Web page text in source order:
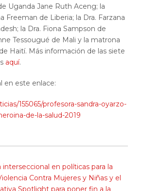
Uganda Jane Ruth Aceng; la
Freeman de Liberia; la Dra. Farzana
la Dra. Fiona Sampson de
Tessougué de Mali y la matrona
Haití. Más información de las siete
aquí.
en este enlace:
155065/profesora-sandra-oyarzo-
de-la-salud-2019
interseccional en políticas para la
Contra Mujeres y Niñas y el
Spotlight para poner fin a la